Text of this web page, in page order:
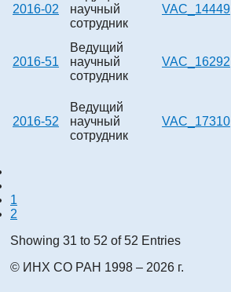
2016-02
научный
сотрудник
VAC_14449
2016-51
Ведущий
научный
сотрудник
VAC_16292
2016-52
Ведущий
научный
сотрудник
VAC_17310
1
2
Showing 31 to 52 of 52 Entries
© ИНХ СО РАН 1998 – 2026 г.